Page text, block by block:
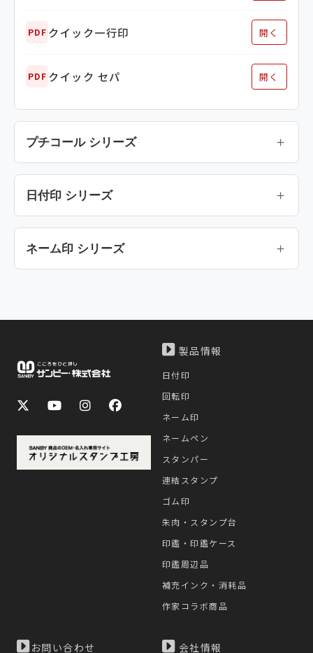
PDF クイック一行印 開く
PDF クイック セパ 開く
プチコール シリーズ
日付印 シリーズ
ネーム印 シリーズ
製品情報
日付印
回転印
ネーム印
ネームペン
スタンパー
連結スタンプ
ゴム印
朱肉・スタンプ台
印鑑・印鑑ケース
印鑑周辺品
補充インク・消耗品
作家コラボ商品
お問い合わせ 会社情報